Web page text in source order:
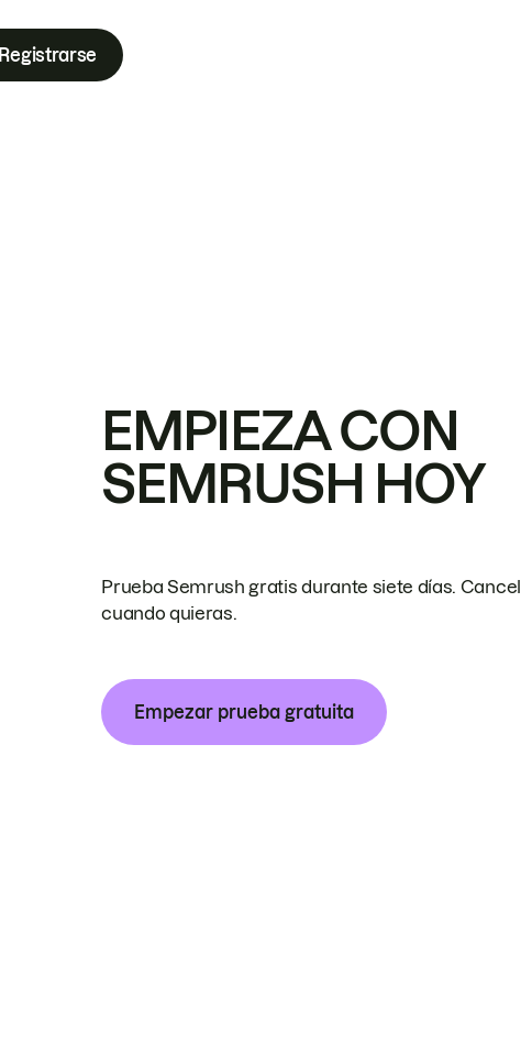
Registrarse
EMPIEZA CON
SEMRUSH HOY
Prueba Semrush gratis durante siete días.
cuando quieras.
Empezar prueba gratuita